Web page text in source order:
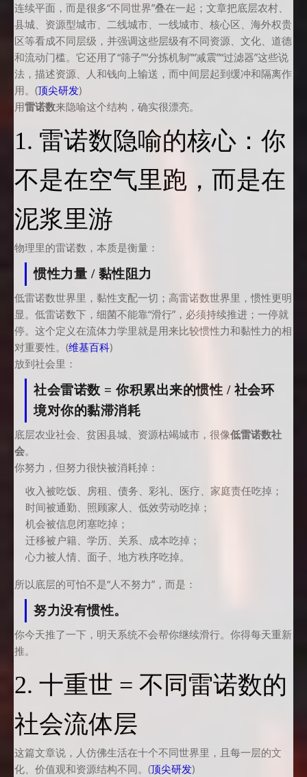
连续平面，而是很多“不同世界”叠在一起；文章把底层农村、
县城、资源型城市、二线城市、一线城市、核心区、海外权贵
区等看成不同层级，并强调这些层级有不同资源、文化、道德
和流动门槛。它还用了“筛子”“分拣机制”“减震”“过滤器”这些说
法，描述资源、人和钱向上输送，而中间层起到缓冲和隔离作
用。(顶尖研发)
用雷诺数来隐喻这个结构，确实很漂亮。
1. 雷诺数隐喻的核心：你
不是在空气里跑，而是在
泥浆里游
物理里的雷诺数，本质是衡量：
惯性力量 / 黏性阻力
低雷诺数世界里，黏性支配一切；高雷诺数世界里，惯性更明
显。低雷诺数下，细菌不能靠“滑行”，必须持续推进；一停就
停。这个定义在流体力学里就是用来比较惯性力和黏性力的相
对重要性。(维基百科)
放到社会里：
社会雷诺数 = 你积累出来的惯性 / 社会环
境对你的黏滞消耗
底层农业社会、贫困县城、资源枯竭城市，很像低雷诺数社
会。
你努力，但努力很快被消耗掉：
收入被吃饭、房租、债务、彩礼、医疗、家庭责任吃掉；
时间被通勤、照顾家人、低效劳动吃掉；
机会被信息闭塞吃掉；
迁移被户籍、学历、关系、成本吃掉；
心力被人情、面子、地方秩序吃掉。
所以底层的可怕不是“人不努力”，而是：
努力没有惯性。
你今天推了一下，明天系统不会帮你继续滑行。你得每天重新
推。
2. 十重世 = 不同雷诺数的
社会流体层
这篇文章说，人仿佛生活在十个不同世界里，且每一层的文
化、价值观和资源结构不同。(顶尖研发)